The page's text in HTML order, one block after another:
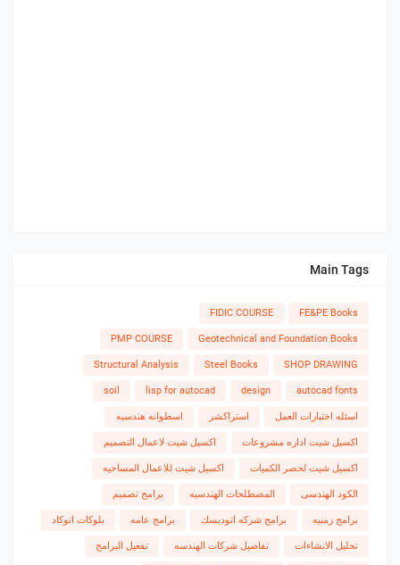
Main Tags
FE&PE Books
FIDIC COURSE
Geotechnical and Foundation Books
PMP COURSE
SHOP DRAWING
Steel Books
Structural Analysis
autocad fonts
design
lisp for autocad
soil
اسئله اختبارات العمل استراكشر اسطوانه هندسيه
اكسيل شيت اداره مشروعات اكسيل شيت لاعمال التصميم
اكسيل شيت لحصر الكميات اكسيل شيت للاعمال المساحيه
الكود الهندسى المصطلحات الهندسيه برامج تصميم
برامج زمنيه برامج شركه اتوديسك برامج عامه بلوكات اتوكاد
تحليل الانشاءات تفاصيل شركات الهندسه تفعيل البرامج